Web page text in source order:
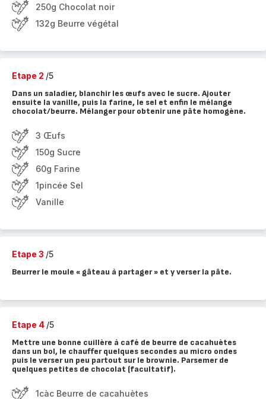
250g Chocolat noir
132g Beurre végétal
Etape 2 /5
Dans un saladier, blanchir les œufs avec le sucre. Ajouter
ensuite la vanille, puis la farine, le sel et enfin le mélange
chocolat/beurre. Mélanger pour obtenir une pâte homogène.
3 Œufs
150g Sucre
60g Farine
1pincée Sel
Vanille
Etape 3 /5
Beurrer le moule « gâteau à partager » et y verser la pâte.
Etape 4 /5
Mettre une bonne cuillère à café de beurre de cacahuètes
dans un bol, le chauffer quelques secondes au micro ondes
puis le verser un peu partout sur le brownie. Parsemer de
quelques petites de chocolat (facultatif).
1càc Beurre de cacahuètes